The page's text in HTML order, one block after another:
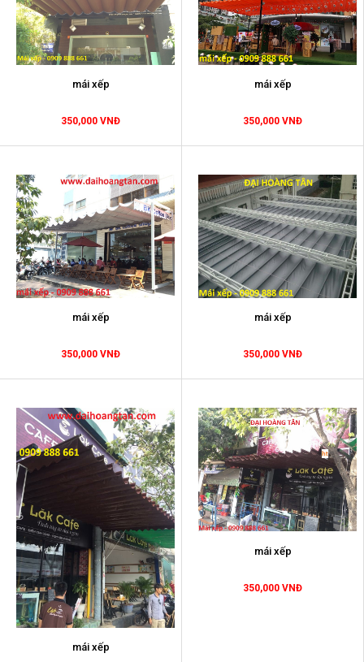
mái xếp
350,000 VNĐ
mái xếp
350,000 VNĐ
mái xếp
350,000 VNĐ
mái xếp
350,000 VNĐ
mái xếp
mái xếp
350,000 VNĐ